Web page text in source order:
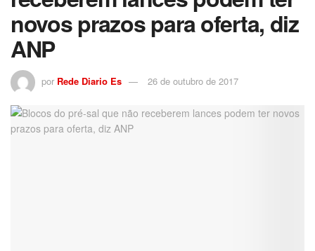
novos prazos para oferta, diz
ANP
por Rede Diario Es 26 de outubro de 2017